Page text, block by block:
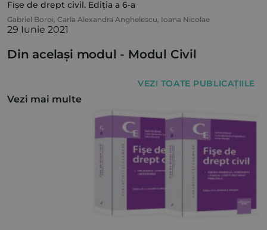
Fișe de drept civil. Ediția a 6-a
Gabriel Boroi, Carla Alexandra Anghelescu, Ioana Nicolae
29 Iunie 2021
Din același modul - Modul Civil
VEZI TOATE PUBLICAȚIILE
Vezi mai multe